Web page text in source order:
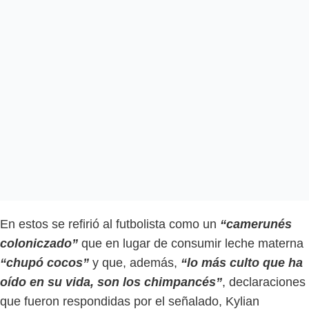
En estos se refirió al futbolista como un “camerunés
coloniczado” que en lugar de consumir leche materna
“chupó cocos” y que, además, “lo más culto que ha
oído en su vida, son los chimpancés”, declaraciones
que fueron respondidas por el señalado, Kylian